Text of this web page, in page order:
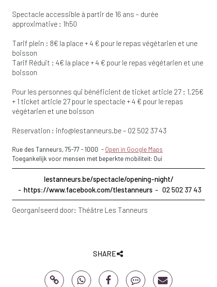
Spectacle accessible à partir de 16 ans – durée
approximative : 1h50
Tarif plein : 8€ la place + 4 € pour le repas végétarien et une
boisson
Tarif Réduit : 4€ la place + 4 € pour le repas végétarien et une
boisson
Pour les personnes qui bénéficient de ticket article 27 : 1,25€
+ 1 ticket article 27 pour le spectacle + 4 € pour le repas
végétarien et une boisson
Réservation : info@lestanneurs.be – 02 502 37 43
Rue des Tanneurs, 75-77-1000 - Open in Google Maps
Toegankelijk voor mensen met beperkte mobiliteit: Oui
lestanneurs.be/spectacle/opening-night/
https://www.facebook.com/tlestanneurs
02 502 37 43
Georganiseerd door: Théâtre Les Tanneurs
SHARE